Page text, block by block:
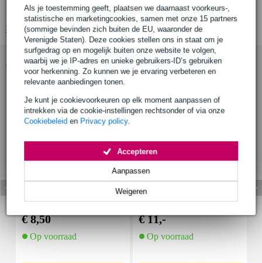
Als je toestemming geeft, plaatsen we daarnaast voorkeurs-,
statistische en marketingcookies, samen met onze 15 partners
(sommige bevinden zich buiten de EU, waaronder de
Verenigde Staten). Deze cookies stellen ons in staat om je
surfgedrag op en mogelijk buiten onze website te volgen,
waarbij we je IP-adres en unieke gebruikers-ID’s gebruiken
voor herkenning. Zo kunnen we je ervaring verbeteren en
relevante aanbiedingen tonen.
Je kunt je cookievoorkeuren op elk moment aanpassen of
intrekken via de cookie-instellingen rechtsonder of via onze
Cookiebeleid en Privacy policy.
Weigeren
Aanpassen
Accepteren
hoogte: 80 mm
Bekijk alle productspecificaties
Accessoires (35)
microfoon- en signaalk
abel 5 meter
€ 8,50
Op voorraad
Devine SPS 100 popfilt
er
€ 11,-
Op voorraad